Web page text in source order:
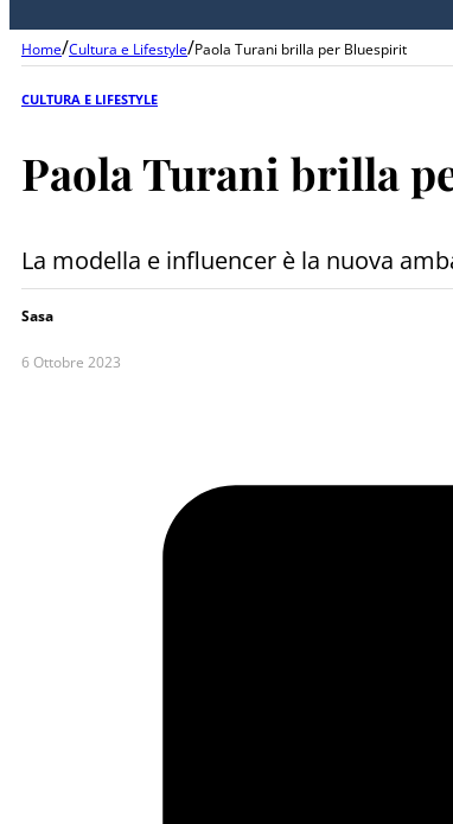
Home/Cultura e Lifestyle/Paola Turani brilla per Bluespirit
CULTURA E LIFESTYLE
Paola Turani brilla
La modella e influencer è la nuova
Sasa
6 Ottobre 2023